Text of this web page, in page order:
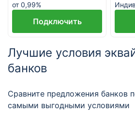
от 0,99%
Подключить
Лучшие условия
банков
Сравните предложения банков
самыми выгодными условиями